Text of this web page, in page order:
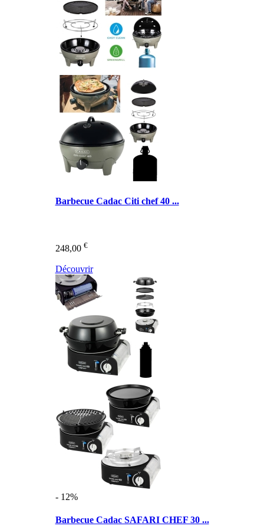
Barbecue Cadac Citi chef 40 ...
248,00 €
Découvrir
- 12%
Barbecue Cadac SAFARI CHEF 30 ...